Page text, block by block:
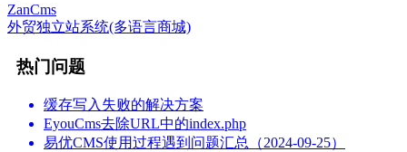
ZanCms
外贸独立站系统(多语言商城)
热门问题
缓存写入失败的解决方案
EyouCms去除URL中的index.php
易优CMS使用过程遇到问题汇总（2024-09-25）